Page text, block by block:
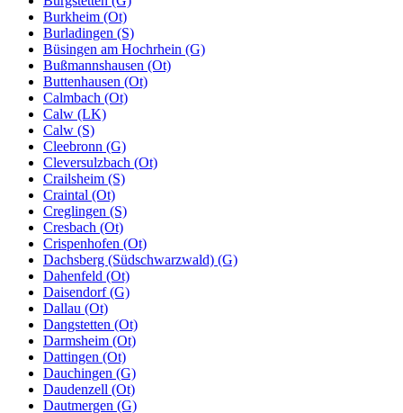
Burkheim (Ot)
Burladingen (S)
Büsingen am Hochrhein (G)
Bußmannshausen (Ot)
Buttenhausen (Ot)
Calmbach (Ot)
Calw (LK)
Calw (S)
Cleebronn (G)
Cleversulzbach (Ot)
Crailsheim (S)
Craintal (Ot)
Creglingen (S)
Cresbach (Ot)
Crispenhofen (Ot)
Dachsberg (Südschwarzwald) (G)
Dahenfeld (Ot)
Daisendorf (G)
Dallau (Ot)
Dangstetten (Ot)
Darmsheim (Ot)
Dattingen (Ot)
Dauchingen (G)
Daudenzell (Ot)
Dautmergen (G)